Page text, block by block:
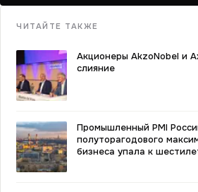
ЧИТАЙТЕ ТАКЖЕ
Акционеры AkzoNobel и
слияние
Промышленный PMI
полуторагодового
бизнеса упала к